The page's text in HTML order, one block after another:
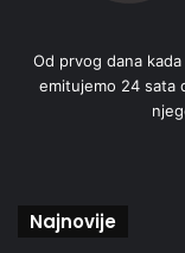
Od prvog dana
emitujemo 24 sata
Najnovije